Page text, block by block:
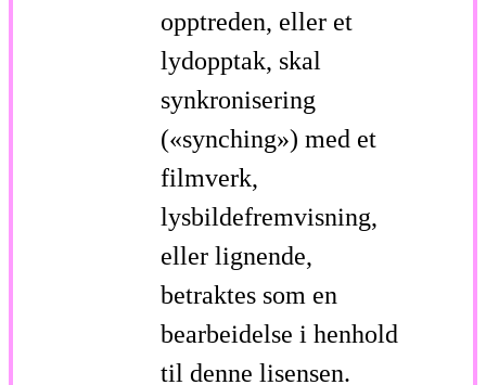
opptreden, eller et
lydopptak, skal
synkronisering
(«synching») med et
filmverk,
lysbildefremvisning,
eller lignende,
betraktes som en
bearbeidelse i henhold
til denne lisensen.